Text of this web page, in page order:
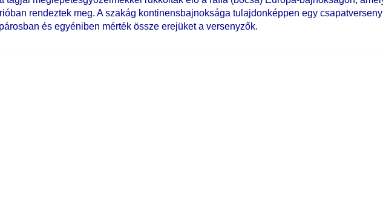
rendeztek meg. A szakág kontinensbajnoksága tulajdonképpen egy
és egyéniben mérték össze erejüket a versenyzők.